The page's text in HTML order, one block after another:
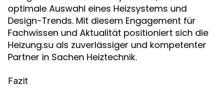
optimale Auswahl eines Heizsystems und
Design-Trends. Mit diesem Engagement für
Fachwissen und Aktualität positioniert sich die
Heizung.su als zuverlässiger und kompetenter
Partner in Sachen Heiztechnik.
Fazit